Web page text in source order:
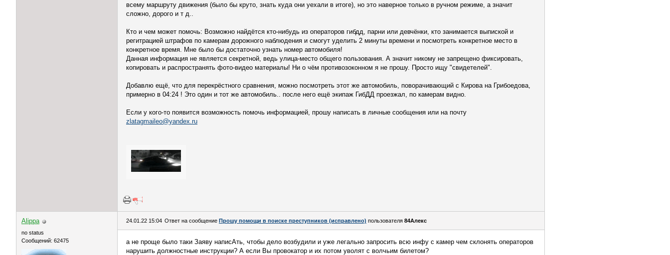
всему маршруту движения (было бы круто, знать куда они уехали в итоге), но это наверное только в ручном режиме, а значит
сложно, дорого и т д..
Кто и чем может помочь: Возможно найдётся кто-нибудь из операторов гибдд, парни или девчёнки, кто занимается выпиской и
регитрацией штрафов по камерам дорожного наблюдения и смогут уделить 2 минуты времени и посмотреть конкретное место в
конкретное время. Мне было бы достаточно узнать номер автомобиля!
Данная информация не является секретной, ведь улица-место общего пользования. А значит никому не запрещено фиксировать,
копировать и распространять фото-видео материалы! Ни о чём противозоконном я не прошу. Просто ищу "свидетелей".
Добавлю ещё, что для перекрёстного сравнения, можно посмотреть этот же автомобиль, поворачивающий с Кирова на Грибоедова,
примерно в 04:24 ! Это один и тот же автомобиль.. после него ещё экипаж ГибДД проезжал, по камерам видно.
Если у кого-то появится возможность помочь информацией, прошу написать в личные сообщения или на почту
zlatagmaileo@yandex.ru
Alippa
no status
Сообщений: 62475
24.01.22 15:04 Ответ на сообщение Прошу помощи в поиске преступников (исправлено) пользователя 84Алекс
а не проще было таки Заяву написАть, чтобы дело возбудили и уже легально запросить всю инфу с камер чем склонять операторов
нарушить должностные инструкции? А если Вы провокатор и их потом уволят с волчьим билетом?